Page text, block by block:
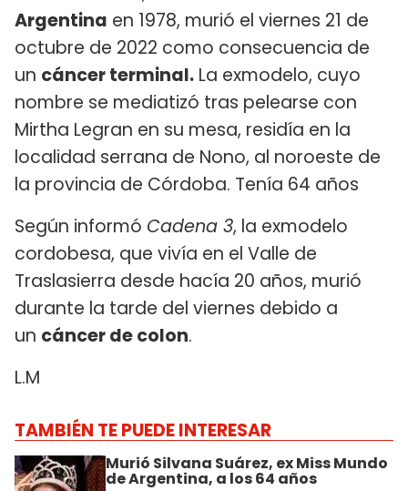
Argentina en 1978, murió el viernes 21 de
octubre de 2022 como consecuencia de
un cáncer terminal. La exmodelo, cuyo
nombre se mediatizó tras pelearse con
Mirtha Legran en su mesa, residía en la
localidad serrana de Nono, al noroeste de
la provincia de Córdoba. Tenía 64 años
Según informó Cadena 3, la exmodelo
cordobesa, que vivía en el Valle de
Traslasierra desde hacía 20 años, murió
durante la tarde del viernes debido a
un cáncer de colon.
L.M
TAMBIÉN TE PUEDE INTERESAR
Murió Silvana Suárez, ex Miss Mundo
de Argentina, a los 64 años